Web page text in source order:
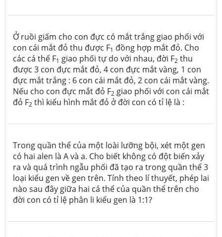
Ở ruồi giấm cho con đực có mắt trắng giao phối với
con cái mắt đỏ thu được F1 đồng hợp mắt đỏ. Cho
các cá thể F1 giao phối tự do với nhau, đời F2 thu
được 3 con đực mắt đỏ, 4 con đực mắt vàng, 1 con
đực mắt trắng : 6 con cái mắt đỏ, 2 con cái mắt vàng.
Nếu cho con đực mắt đỏ F2 giao phối với con cái mắt
đỏ F2 thì kiểu hình mắt đỏ ở đời con có tỉ lệ là :
Trong quần thể của một loài lưỡng bội, xét một gen
có hai alen là A và a. Cho biết không có đột biến xảy
ra và quá trình ngẫu phối đã tạo ra trong quần thể 3
loại kiểu gen về gen trên. Tính theo lí thuyết, phép lai
nào sau đây giữa hai cá thể của quần thể trên cho
đời con có tỉ lệ phân li kiểu gen là 1:1?